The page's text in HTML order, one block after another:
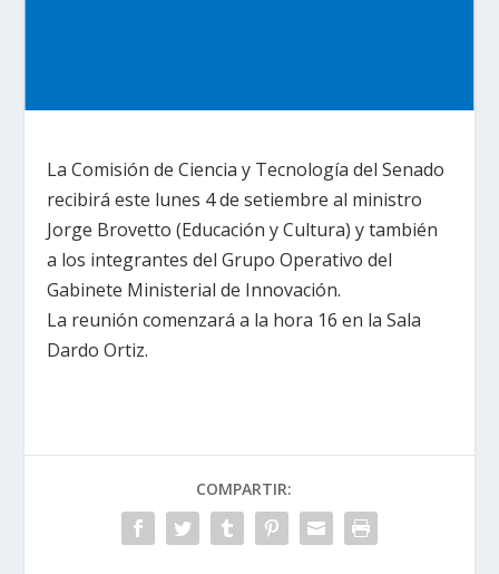
La Comisión de Ciencia y Tecnología del Senado
recibirá este lunes 4 de setiembre al ministro
Jorge Brovetto (Educación y Cultura) y también
a los integrantes del Grupo Operativo del
Gabinete Ministerial de Innovación.
La reunión comenzará a la hora 16 en la Sala
Dardo Ortiz.
COMPARTIR: